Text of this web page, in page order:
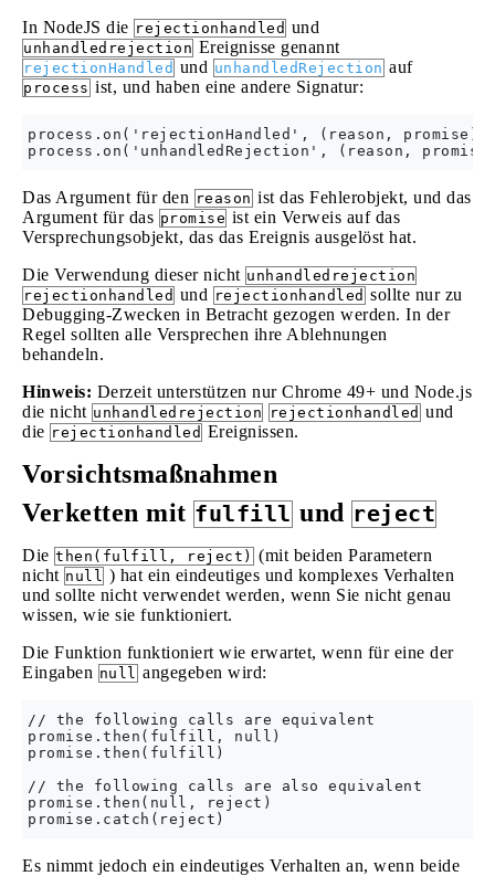
In NodeJS die rejectionhandled und
unhandledrejection Ereignisse genannt
rejectionHandled und unhandledRejection auf
process ist, und haben eine andere Signatur:
process.on('rejectionHandled', (reason, promise)
Das Argument für den reason ist das Fehlerobjekt, und das
Argument für das promise ist ein Verweis auf das
Versprechungsobjekt, das das Ereignis ausgelöst hat.
Die Verwendung dieser nicht unhandledrejection
rejectionhandled und rejectionhandled sollte nur zu
Debugging-Zwecken in Betracht gezogen werden. In der
Regel sollten alle Versprechen ihre Ablehnungen
behandeln.
Hinweis: Derzeit unterstützen nur Chrome 49+ und Node.js
die nicht unhandledrejection rejectionhandled und
die rejectionhandled Ereignissen.
Vorsichtsmaßnahmen
Verketten mit fulfill und reject
Die then(fulfill, reject) (mit beiden Parametern
nicht null ) hat ein eindeutiges und komplexes Verhalten
und sollte nicht verwendet werden, wenn Sie nicht genau
wissen, wie sie funktioniert.
Die Funktion funktioniert wie erwartet, wenn für eine der
Eingaben null angegeben wird:
// the following calls are equivalent
promise.then(fulfill, null)
promise.then(fulfill)
// the following calls are also equivalent
promise.then(null, reject)
Es nimmt jedoch ein eindeutiges Verhalten an, wenn beide